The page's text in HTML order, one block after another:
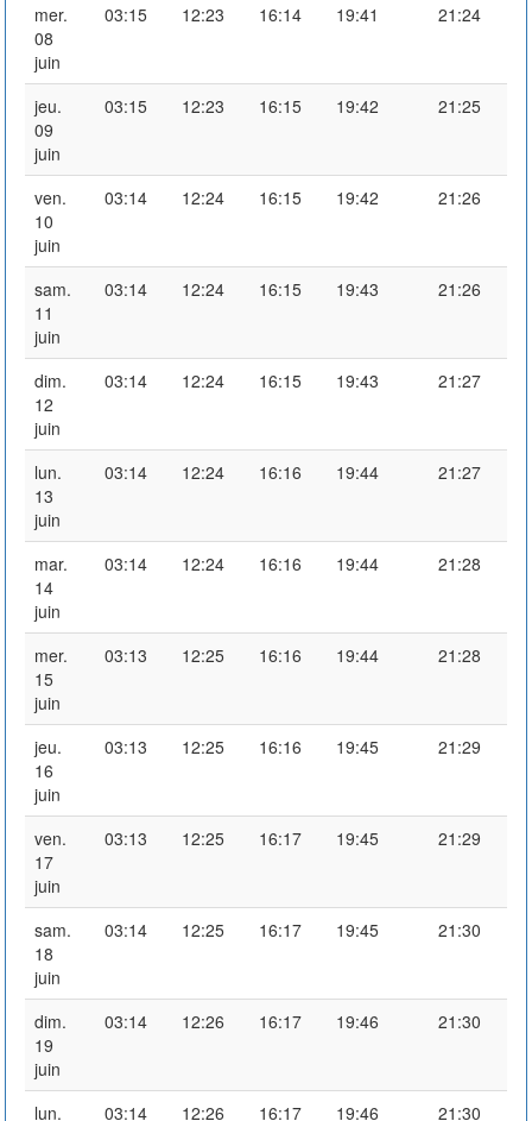
mer.
08
juin
03:15 12:23 16:14 19:41 21:24
jeu.
09
juin
03:15 12:23 16:15 19:42 21:25
ven.
10
juin
03:14 12:24 16:15 19:42 21:26
sam.
11
juin
03:14 12:24 16:15 19:43 21:26
dim.
12
juin
03:14 12:24 16:15 19:43 21:27
lun.
13
juin
03:14 12:24 16:16 19:44 21:27
mar.
14
juin
03:14 12:24 16:16 19:44 21:28
mer.
15
juin
03:13 12:25 16:16 19:44 21:28
jeu.
16
juin
03:13 12:25 16:16 19:45 21:29
ven.
17
juin
03:13 12:25 16:17 19:45 21:29
sam.
18
juin
03:14 12:25 16:17 19:45 21:30
dim.
19
juin
03:14 12:26 16:17 19:46 21:30
lun. 03:14 12:26 16:17 19:46 21:30